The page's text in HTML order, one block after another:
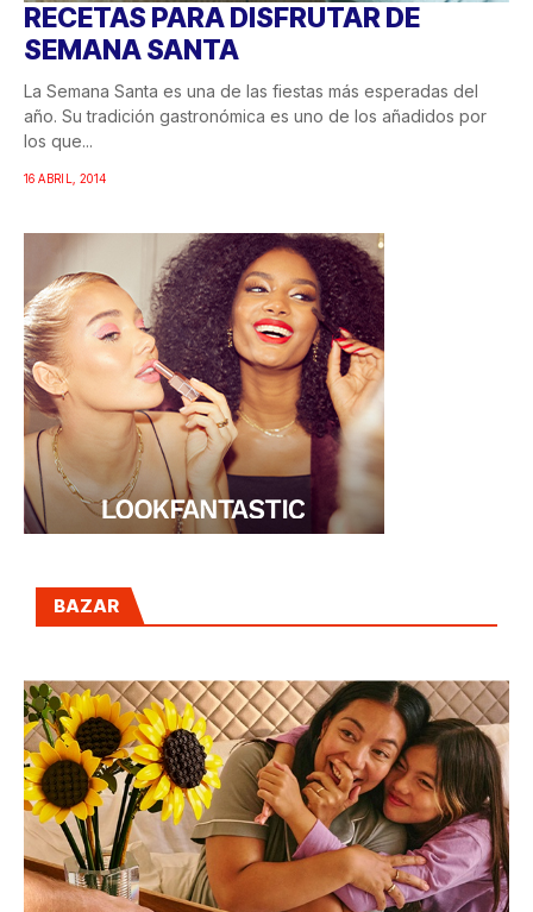
RECETAS PARA DISFRUTAR DE
SEMANA SANTA
La Semana Santa es una de las fiestas más esperadas del
año. Su tradición gastronómica es uno de los añadidos por
los que...
16 ABRIL, 2014
BAZAR